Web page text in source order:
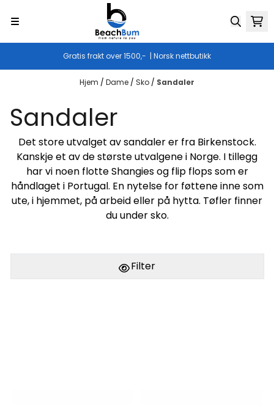
Gratis frakt over 1500,- | Norsk nettbutikk
Hjem / Dame / Sko / Sandaler
Sandaler
Det store utvalget av sandaler er fra Birkenstock.
Kanskje et av de største utvalgene i Norge. I tillegg
har vi noen flotte Shangies og flip flops som er
håndlaget i Portugal. En nytelse for føttene inne som
ute, i hjemmet, på arbeid eller på hytta. Tøfler finner
du under sko.
Filter